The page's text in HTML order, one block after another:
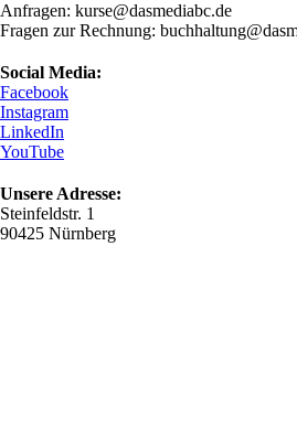
Anfragen: kurse@dasmediabc.de
Fragen zur Rechnung:
Social Media:
Facebook
Instagram
LinkedIn
YouTube
Unsere Adresse:
Steinfeldstr. 1
90425 Nürnberg